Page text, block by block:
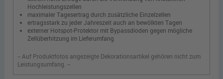
Hochleistungszellen
maximaler Tagesertrag durch zusätzliche Einzelzellen
ertragsstark zu jeder Jahreszeit auch an bewölkten Tagen
externer Hotspot-Protektor mit Bypassdioden gegen mögliche
Zellüberhitzung im Lieferumfang
-- Auf Produktfotos angezeigte Dekorationsartikel gehören nicht zum
Leistungsumfang. --